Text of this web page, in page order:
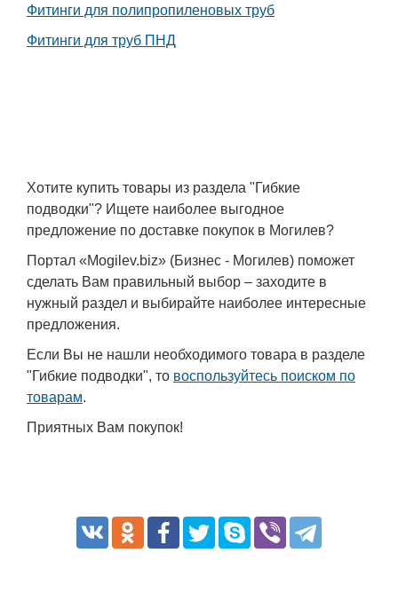
Фитинги для полипропиленовых труб
Фитинги для труб ПНД
Хотите купить товары из раздела "Гибкие
подводки"? Ищете наиболее выгодное
предложение по доставке покупок в Могилев?
Портал «Mogilev.biz» (Бизнес - Могилев) поможет
сделать Вам правильный выбор – заходите в
нужный раздел и выбирайте наиболее интересные
предложения.
Если Вы не нашли необходимого товара в разделе
"Гибкие подводки", то воспользуйтесь поиском по
товарам.
Приятных Вам покупок!